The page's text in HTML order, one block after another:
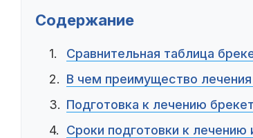
Содержание
Сравнительная таблица
В чем преимущество
Подготовка к лечению
Сроки подготовки к лечению